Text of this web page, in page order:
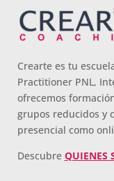
Crearte es tu
Practitioner PNL,
ofrecemos
grupos reducidos y
presencial como
Descubre QUIENES